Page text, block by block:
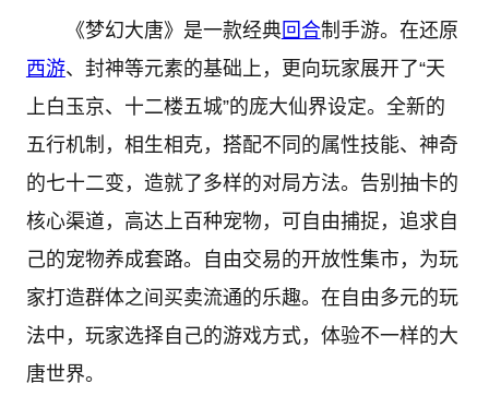
《梦幻大唐》是一款经典回合制手游。在还原
西游、封神等元素的基础上，更向玩家展开了“天
上白玉京、十二楼五城”的庞大仙界设定。全新的
五行机制，相生相克，搭配不同的属性技能、神奇
的七十二变，造就了多样的对局方法。告别抽卡的
核心渠道，高达上百种宠物，可自由捕捉，追求自
己的宠物养成套路。自由交易的开放性集市，为玩
家打造群体之间买卖流通的乐趣。在自由多元的玩
法中，玩家选择自己的游戏方式，体验不一样的大
唐世界。